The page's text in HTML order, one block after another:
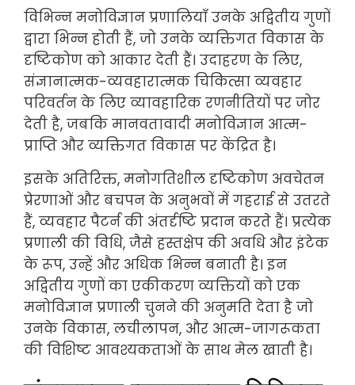
विभिन्न मनोविज्ञान प्रणालियाँ उनके अद्वितीय गुणों
द्वारा भिन्न होती हैं, जो उनके व्यक्तिगत विकास के
दृष्टिकोण को आकार देती हैं। उदाहरण के लिए,
संज्ञानात्मक-व्यवहारात्मक चिकित्सा व्यवहार
परिवर्तन के लिए व्यावहारिक रणनीतियों पर जोर
देती है, जबकि मानवतावादी मनोविज्ञान आत्म-
प्राप्ति और व्यक्तिगत विकास पर केंद्रित है।
इसके अतिरिक्त, मनोगतिशील दृष्टिकोण अवचेतन
प्रेरणाओं और बचपन के अनुभवों में गहराई से उतरते
हैं, व्यवहार पैटर्न की अंतर्दृष्टि प्रदान करते हैं। प्रत्येक
प्रणाली की विधि, जैसे हस्तक्षेप की अवधि और इंटेक
के रूप, उन्हें और अधिक भिन्न बनाती है। इन
अद्वितीय गुणों का एकीकरण व्यक्तियों को एक
मनोविज्ञान प्रणाली चुनने की अनुमति देता है जो
उनके विकास, लचीलापन, और आत्म-जागरूकता
की विशिष्ट आवश्यकताओं के साथ मेल खाती है।